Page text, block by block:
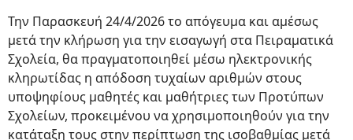
Την Παρασκευή 24/4/2026 το απόγευμα και αμέσως
μετά την κλήρωση για την εισαγωγή στα Πειραματικά
Σχολεία, θα πραγματοποιηθεί μέσω ηλεκτρονικής
κληρωτίδας η απόδοση τυχαίων αριθμών στους
υποψηφίους μαθητές και μαθήτριες των Προτύπων
Σχολείων, προκειμένου να χρησιμοποιηθούν για την
κατάταξη τους στην περίπτωση της ισοβαθμίας μετά